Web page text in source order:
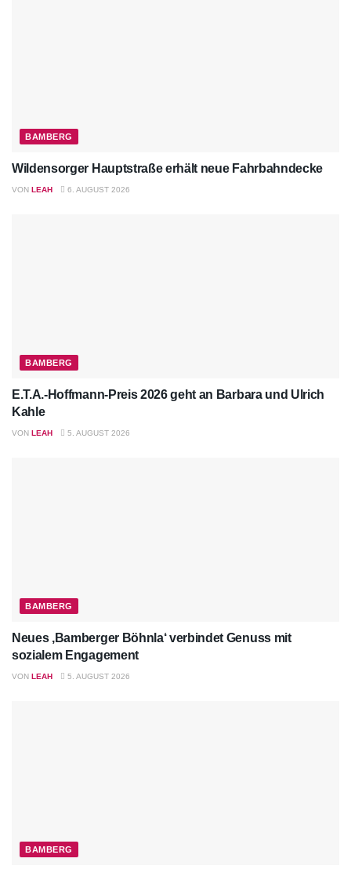
BAMBERG
Wildensorger Hauptstraße erhält neue Fahrbahndecke
VON LEAH 6. AUGUST 2026
BAMBERG
E.T.A.-Hoffmann-Preis 2026 geht an Barbara und Ulrich
Kahle
VON LEAH 5. AUGUST 2026
BAMBERG
Neues ‚Bamberger Böhnla‘ verbindet Genuss mit
sozialem Engagement
VON LEAH 5. AUGUST 2026
BAMBERG